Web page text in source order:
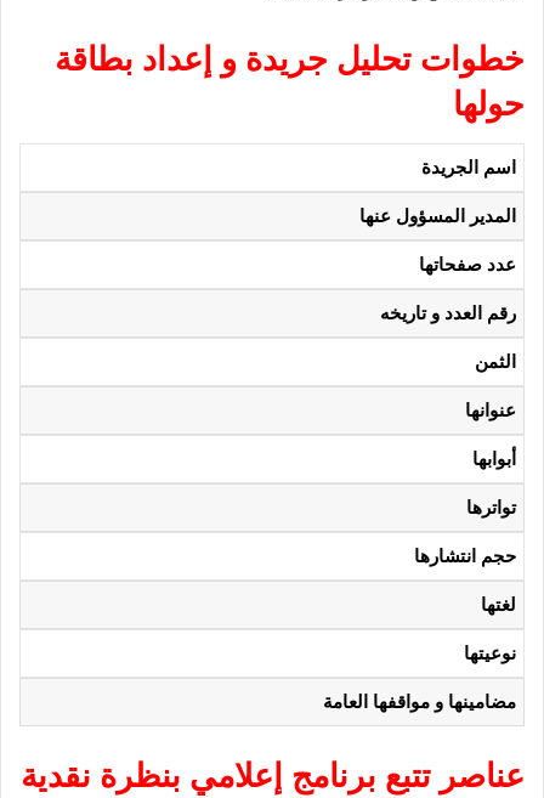
خطوات تحليل جريدة و إعداد بطاقة
حولها
اسم الجريدة
المدير المسؤول عنها
عدد صفحاتها
رقم العدد و تاريخه
الثمن
عنوانها
أبوابها
تواترها
حجم انتشارها
لغتها
نوعيتها
مضامينها و مواقفها العامة
عناصر تتبع برنامج إعلامي بنظرة نقدية